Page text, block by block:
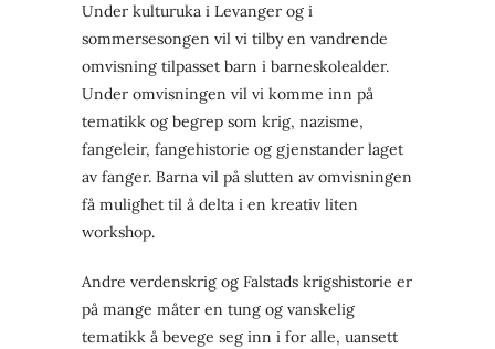
Under kulturuka i Levanger og i
sommersesongen vil vi tilby en vandrende
omvisning tilpasset barn i barneskolealder.
Under omvisningen vil vi komme inn på
tematikk og begrep som krig, nazisme,
fangeleir, fangehistorie og gjenstander laget
av fanger. Barna vil på slutten av omvisningen
få mulighet til å delta i en kreativ liten
workshop.
Andre verdenskrig og Falstads krigshistorie er
på mange måter en tung og vanskelig
tematikk å bevege seg inn i for alle, uansett